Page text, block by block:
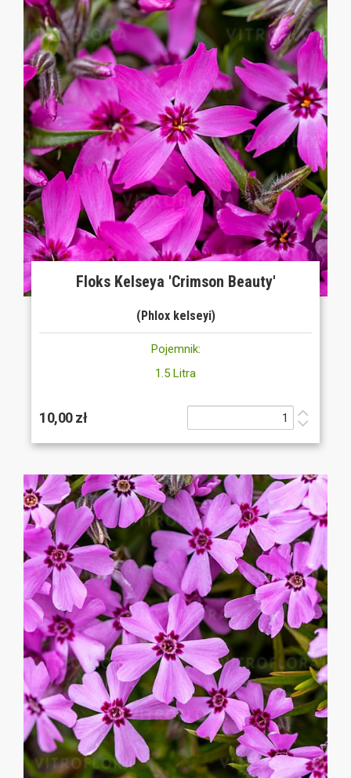
Floks Kelseya 'Crimson Beauty'
(Phlox kelseyi)
Pojemnik:
1.5 Litra
10,00 zł